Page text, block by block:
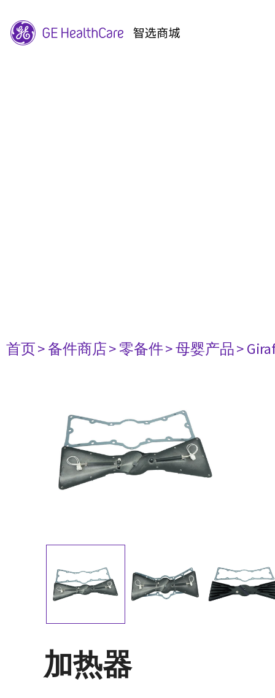
首页> 备件商店> 零备件> 母婴产品>
加热器